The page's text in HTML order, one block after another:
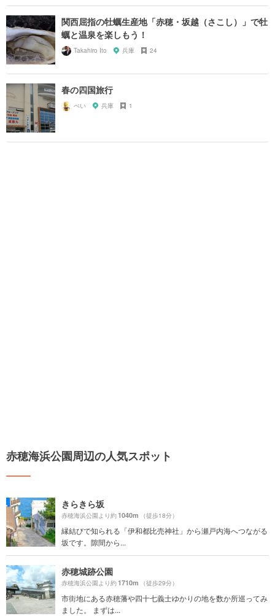
関西屈指の牡蠣生産地「赤穂・坂越（さこし）」で牡
蠣と温泉を楽しもう！
Takahiro Ito 兵庫 24
春の四国旅行
ぺい 兵庫 1
赤穂海浜公園周辺の人気スポット
きらきら坂
赤穂海浜公園より約1040m （徒歩18分）
縁結びで知られる「伊和都比売神社」から瀬戸内海へつながる
坂です。隙間から...
赤穂城跡公園
赤穂海浜公園より約1710m （徒歩29分）
市街地にある赤穂藩や四十七義士ゆかりの地を数か所巡ってみ
ました。 まずは...